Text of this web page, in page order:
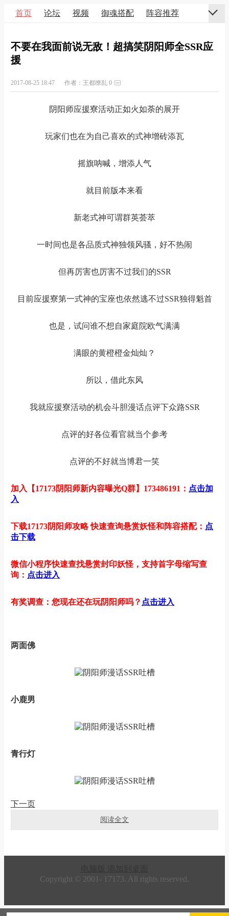
首页 论坛 视频 御魂搭配 阵容推荐
不要在我面前说无敌！超搞笑阴阳师全SSR应
援
2017-08-25 18:47 作者：王都缭乱 0
阴阳师应援寮活动正如火如荼的展开
玩家们也在为自己喜欢的式神增砖添瓦
摇旗呐喊，增添人气
就目前版本来看
新老式神可谓群英荟萃
一时间也是各品质式神独领风骚，好不热闹
但再厉害也厉害不过我们的SSR
目前应援寮第一式神的宝座也依然逃不过SSR独得魁首
也是，试问谁不想自家庭院欧气满满
满眼的黄橙橙金灿灿？
所以，借此东风
我就应援寮活动的机会斗胆漫话点评下众路SSR
点评的好各位看官就当个参考
点评的不好就当博君一笑
加入【17173阴阳师新内容曝光Q群】173486191： 点击加
入
下载17173阴阳师攻略 快速查询悬赏妖怪和阵容搭配： 点
击下载
微信小程序快速查找悬赏封印妖怪，支持首字母缩写查
询： 点击进入
有奖调查：您现在还在玩阴阳师吗？ 点击进入
两面佛
小鹿男
青行灯
下一页
阅读全文
Copyright © 2001- 17173. All rights reserved.